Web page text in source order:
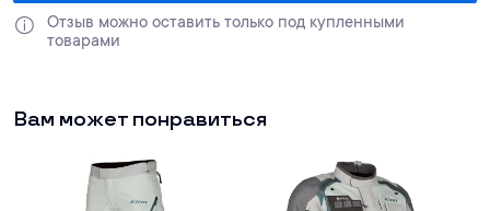
Отзыв можно оставить только под купленными
товарами
Вам может понравиться